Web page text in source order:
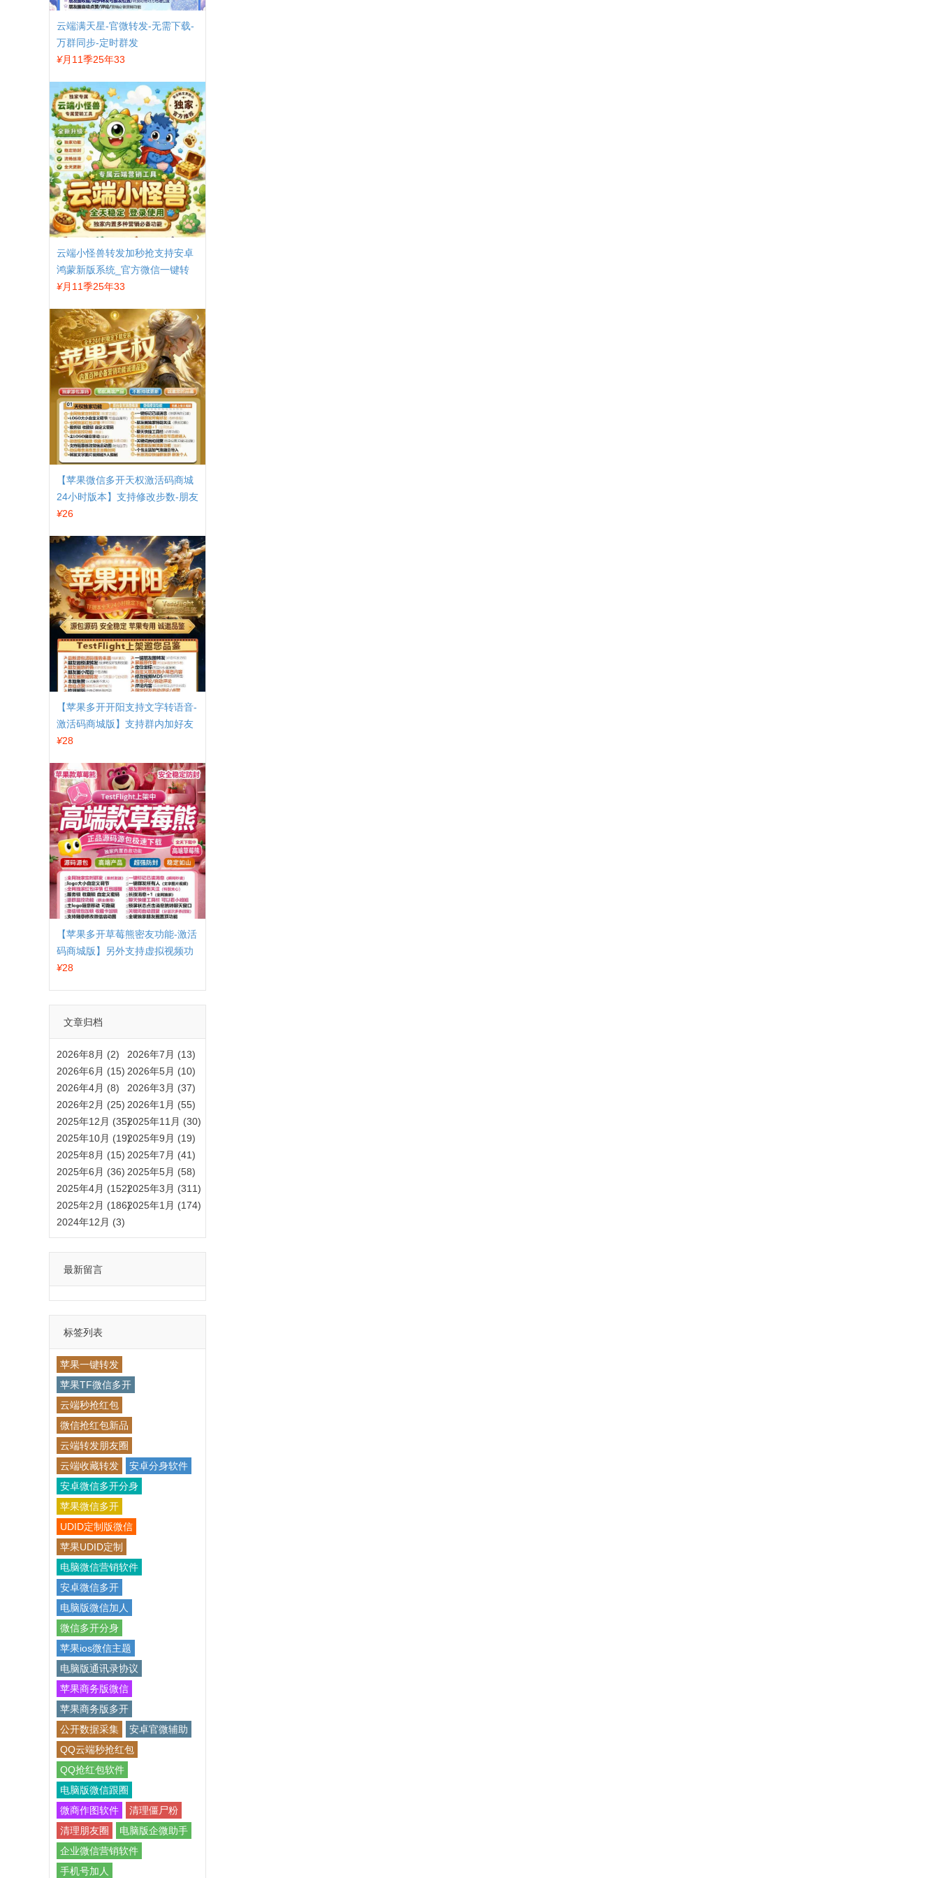
云端满天星-官微转发-无需下载-
万群同步-定时群发
¥月11季25年33
云端小怪兽转发加秒抢支持安卓
鸿蒙新版系统_官方微信一键转
发
¥月11季25年33
【苹果微信多开天权激活码商城
24小时版本】支持修改步数-朋友
圈发1小时视频
¥26
【苹果多开开阳支持文字转语音-
激活码商城版】支持群内加好友
¥28
【苹果多开草莓熊密友功能-激活
码商城版】另外支持虚拟视频功
能
¥28
文章归档
2026年8月 (2)
2026年7月 (13)
2026年6月 (15) 2026年5月 (10)
2026年4月 (8)
2026年3月 (37)
2026年2月 (25) 2026年1月 (55)
2025年12月 (35)2025年11月 (30)
2025年10月 (19)2025年9月 (19)
2025年8月 (15) 2025年7月 (41)
2025年6月 (36) 2025年5月 (58)
2025年4月 (152)2025年3月 (311)
2025年2月 (186)2025年1月 (174)
2024年12月 (3)
最新留言
标签列表
苹果一键转发
苹果TF微信多开
云端秒抢红包
微信抢红包新品
云端转发朋友圈
云端收藏转发
安卓分身软件
安卓微信多开分身
苹果微信多开
UDID定制版微信
苹果UDID定制
电脑微信营销软件
安卓微信多开
电脑版微信加人
微信多开分身
苹果ios微信主题
电脑版通讯录协议
苹果商务版微信
苹果商务版多开
公开数据采集
安卓官微辅助
QQ云端秒抢红包
QQ抢红包软件
电脑版微信跟圈
微商作图软件
清理僵尸粉
清理朋友圈
电脑版企微助手
企业微信营销软件
手机号加人